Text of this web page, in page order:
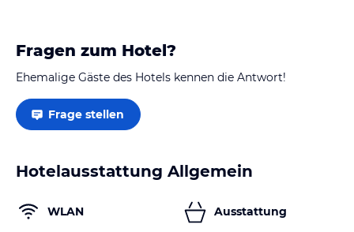
Fragen zum Hotel?
Ehemalige Gäste des Hotels kennen die Antwort!
Frage stellen
Hotelausstattung Allgemein
WLAN Ausstattung